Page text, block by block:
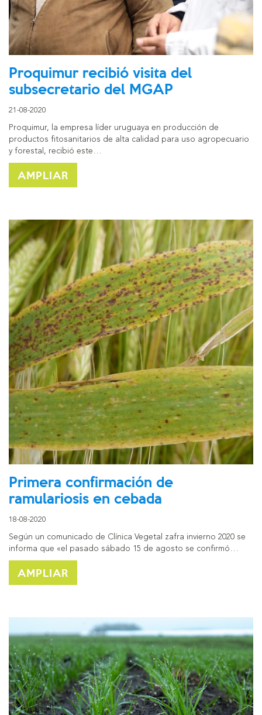
Proquimur recibió visita del
subsecretario del MGAP
21-08-2020
Proquimur, la empresa líder uruguaya en producción de
productos fitosanitarios de alta calidad para uso agropecuario
y forestal, recibió este…
AMPLIAR
Primera confirmación de
ramulariosis en cebada
18-08-2020
Según un comunicado de Clínica Vegetal zafra invierno 2020 se
informa que «el pasado sábado 15 de agosto se confirmó…
AMPLIAR